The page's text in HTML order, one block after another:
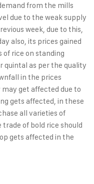
from the mills
due to the weak supply
week, due to this,
also, its prices gained
of rice on standing
quintal as per the quality
in the prices
get affected due to
gets affected, in these
all varieties of
of bold rice should
gets affected in the